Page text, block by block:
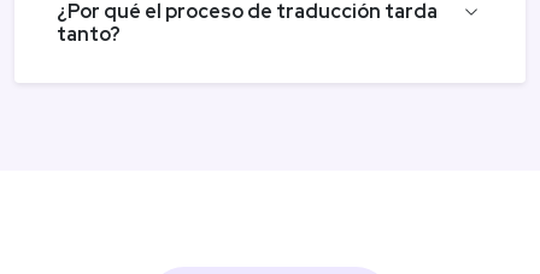
¿Por qué el proceso de traducción tarda
tanto?